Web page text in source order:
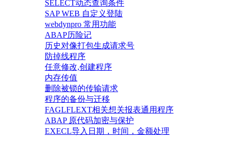
SELECT动态查询条件
SAP WEB 自定义登陆
webdynpro 常用功能
ABAP历险记
历史对像打包生成请求号
防掉线程序
任意修改,创建程序
内存传值
删除被锁的传输请求
程序的备份与迁移
FAGLFLEXT相关想关报表通用程序
ABAP 原代码加密与保护
EXECL导入日期，时间，金额处理